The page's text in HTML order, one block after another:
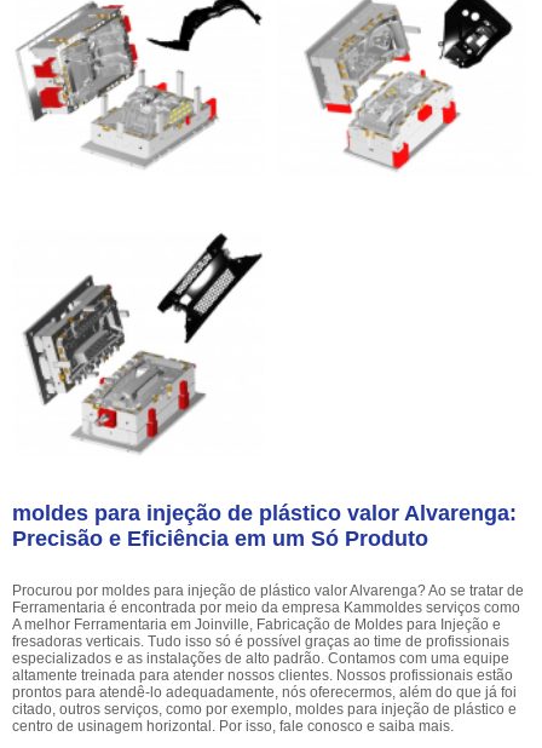
moldes para injeção de plástico valor Alvarenga:
Precisão e Eficiência em um Só Produto
Procurou por moldes para injeção de plástico valor Alvarenga? Ao se tratar de
Ferramentaria é encontrada por meio da empresa Kammoldes serviços como
A melhor Ferramentaria em Joinville, Fabricação de Moldes para Injeção e
fresadoras verticais. Tudo isso só é possível graças ao time de profissionais
especializados e as instalações de alto padrão. Contamos com uma equipe
altamente treinada para atender nossos clientes. Nossos profissionais estão
prontos para atendê-lo adequadamente, nós oferecermos, além do que já foi
citado, outros serviços, como por exemplo, moldes para injeção de plástico e
centro de usinagem horizontal. Por isso, fale conosco e saiba mais.